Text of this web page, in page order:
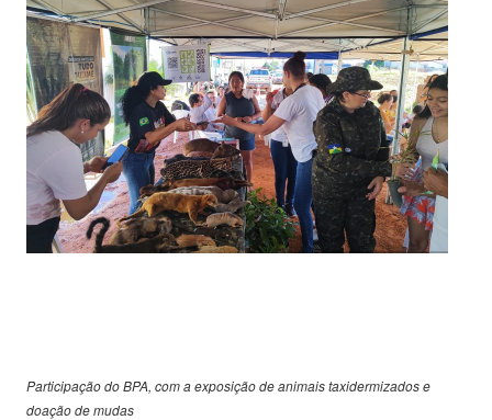
Participação do BPA, com a exposição de animais taxidermizados e
doação de mudas